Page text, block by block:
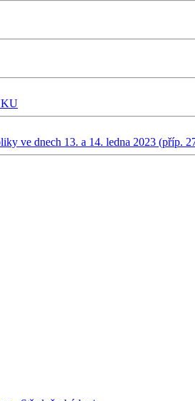
ve dnech 13. a 14. ledna 2023 (příp.